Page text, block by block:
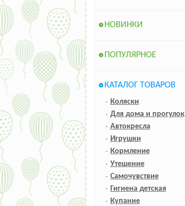
НОВИНКИ
ПОПУЛЯРНОЕ
КАТАЛОГ ТОВАРОВ
Коляски
Для дома и прогулок
Автокресла
Игрушки
Кормление
Утешение
Самочувствие
Гигиена детская
Купание